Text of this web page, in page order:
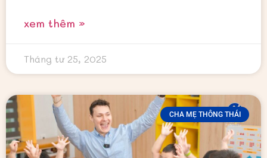
xem thêm »
Tháng tư 25, 2025
CHA MẸ THÔNG THÁI